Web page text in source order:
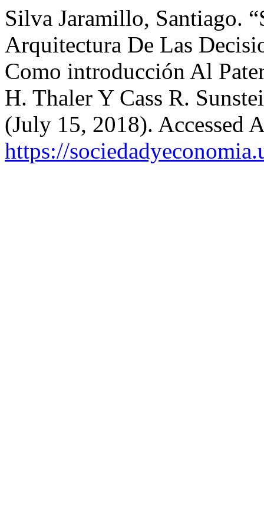
Silva Jaramillo, Santiago.
Arquitectura De Las
Como introducción Al
H. Thaler Y Cass R.
(July 15, 2018). Accessed
https://